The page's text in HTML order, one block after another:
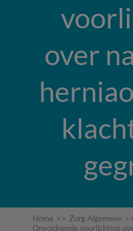
over
Home >> Zorg Algemeen >>
Onvoldoende voorlichting